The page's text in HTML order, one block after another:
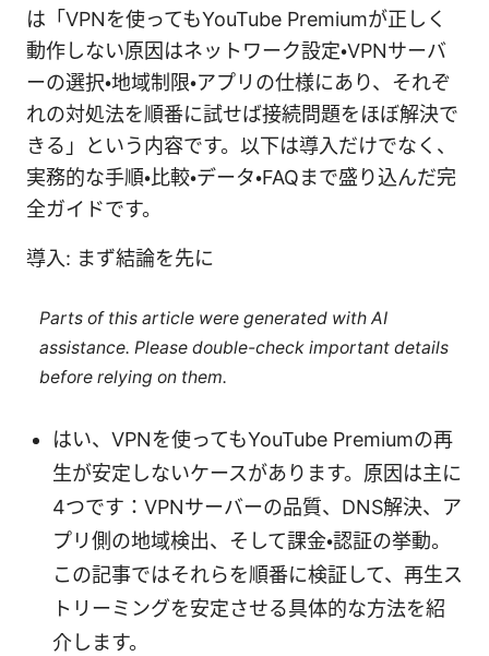
は「VPNを使ってもYouTube Premiumが正しく
動作しない原因はネットワーク設定・VPNサーバ
ーの選択・地域制限・アプリの仕様にあり、それぞ
れの対処法を順番に試せば接続問題をほぼ解決で
きる」という内容です。以下は導入だけでなく、
実務的な手順・比較・データ・FAQまで盛り込んだ完
全ガイドです。
導入: まず結論を先に
Parts of this article were generated with AI
assistance. Please double-check important details
before relying on them.
はい、VPNを使ってもYouTube Premiumの再
生が安定しないケースがあります。原因は主に
4つです：VPNサーバーの品質、DNS解決、ア
プリ側の地域検出、そして課金・認証の挙動。
この記事ではそれらを順番に検証して、再生ス
トリーミングを安定させる具体的な方法を紹
介します。